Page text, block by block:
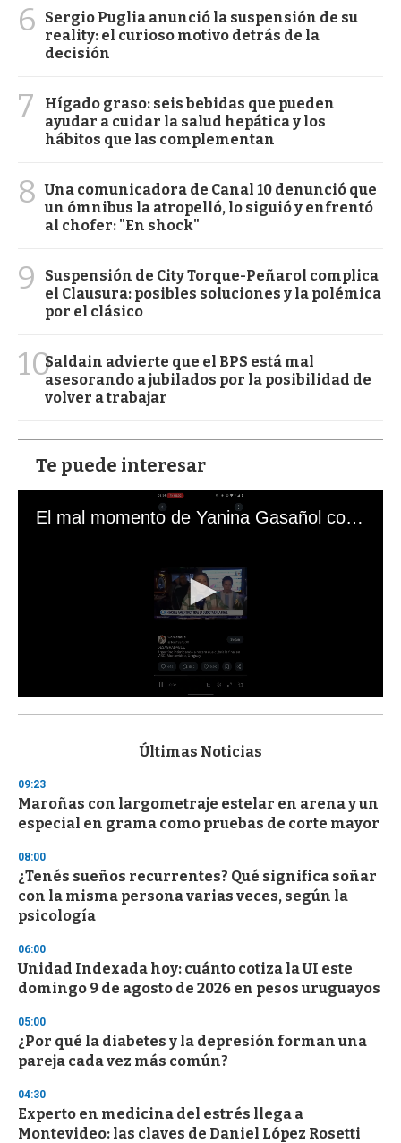
6
Sergio Puglia anunció la suspensión de su
reality: el curioso motivo detrás de la
decisión
7
Hígado graso: seis bebidas que pueden
ayudar a cuidar la salud hepática y los
hábitos que las complementan
8 Una comunicadora de Canal 10 denunció que
un ómnibus la atropelló, lo siguió y enfrentó
al chofer: "En shock"
9
Suspensión de City Torque-Peñarol complica
el Clausura: posibles soluciones y la polémica
por el clásico
10Saldain advierte que el BPS está mal
asesorando a jubilados por la posibilidad de
volver a trabajar
Te puede interesar
El mal momento de Yanina Gasañol con un hincha argentino en "Subrayado"
s
d
s
o
f
3
s
e
c
o
d
s
Últimas Noticias
09:23
Maroñas con largometraje estelar en arena y un
especial en grama como pruebas de corte mayor
08:00
¿Tenés sueños recurrentes? Qué significa soñar
con la misma persona varias veces, según la
psicología
06:00
Unidad Indexada hoy: cuánto cotiza la UI este
domingo 9 de agosto de 2026 en pesos uruguayos
05:00
¿Por qué la diabetes y la depresión forman una
pareja cada vez más común?
04:30
Experto en medicina del estrés llega a
Montevideo: las claves de Daniel López Rosetti